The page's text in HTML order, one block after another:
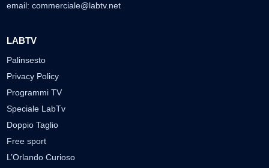
email: commerciale@labtv.net
LABTV
Palinsesto
Privacy Policy
Programmi TV
Speciale LabTv
Doppio Taglio
Free sport
L’Orlando Curioso